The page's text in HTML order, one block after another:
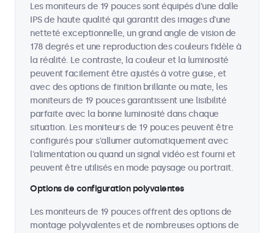
Les moniteurs de 19 pouces sont équipés d'une dalle
IPS de haute qualité qui garantit des images d'une
netteté exceptionnelle, un grand angle de vision de
178 degrés et une reproduction des couleurs fidèle à
la réalité. Le contraste, la couleur et la luminosité
peuvent facilement être ajustés à votre guise, et
avec des options de finition brillante ou mate, les
moniteurs de 19 pouces garantissent une lisibilité
parfaite avec la bonne luminosité dans chaque
situation. Les moniteurs de 19 pouces peuvent être
configurés pour s'allumer automatiquement avec
l'alimentation ou quand un signal vidéo est fourni et
peuvent être utilisés en mode paysage ou portrait.
Options de configuration polyvalentes
Les moniteurs de 19 pouces offrent des options de
montage polyvalentes et de nombreuses options de